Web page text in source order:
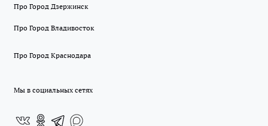
Про Город Дзержинск
Про Город Владивосток
Про Город Краснодара
Мы в социальных сетях